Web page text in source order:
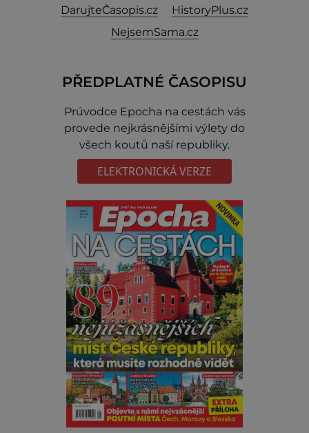
DarujteČasopis.cz
HistoryPlus.cz
NejsemSama.cz
PŘEDPLATNÉ ČASOPISU
Prúvodce Epocha na cestách vás
provede nejkrásnějšími výlety do
všech koutů naší republiky.
ELEKTRONICKÁ VERZE